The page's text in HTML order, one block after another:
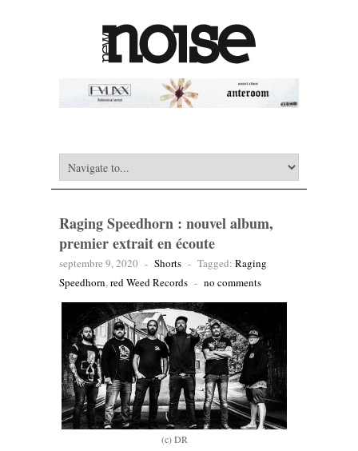
Raging Speedhorn : nouvel album,
premier extrait en écoute
septembre 9, 2020 - Shorts - Tagged: Raging
Speedhorn,red Weed Records - no comments
(c) DR